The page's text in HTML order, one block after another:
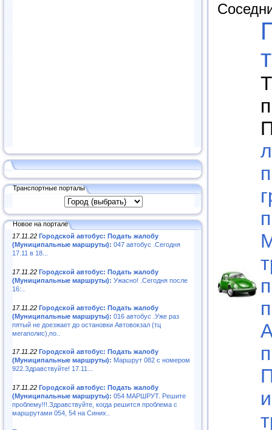
Транспортные порталы
Новое на портале
17.11.22 Городской автобус: Подать жалобу
(Муниципальные маршруты): 047 автобус .Сегодня
17.11 в 18...
17.11.22 Городской автобус: Подать жалобу
(Муниципальные маршруты): Ужасно! .Сегодня после
16:..
17.11.22 Городской автобус: Подать жалобу
(Муниципальные маршруты): 016 автобус .Уже раз
пятый не доезжает до остановки Автовокзал (тц
мегаполис),по..
17.11.22 Городской автобус: Подать жалобу
(Муниципальные маршруты): Маршрут 082 с номером
922.Здравствуйте! 17.11...
17.11.22 Городской автобус: Подать жалобу
(Муниципальные маршруты): 054 МАРШРУТ. Решите
проблему!!!.Здравствуйте, когда решится проблема с
маршрутами 054, 54 на Синих..